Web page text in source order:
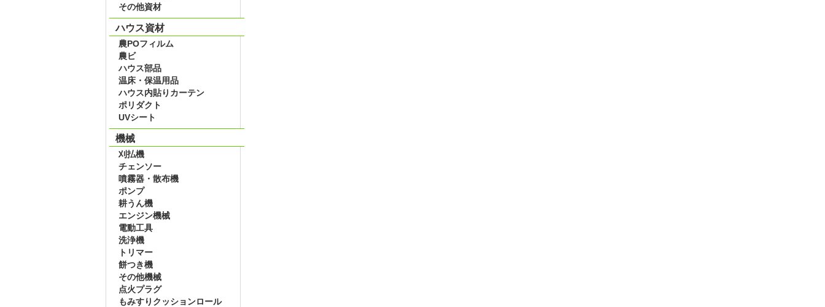
その他資材
ハウス資材
農POフィルム
農ビ
ハウス部品
温床・保温用品
ハウス内貼りカーテン
ポリダクト
UVシート
機械
刈払機
チェンソー
噴霧器・散布機
ポンプ
耕うん機
エンジン機械
電動工具
洗浄機
トリマー
餅つき機
その他機械
点火プラグ
もみすりクッションロール